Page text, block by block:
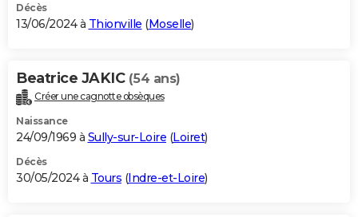
Décès
13/06/2024 à Thionville (Moselle)
Beatrice JAKIC (54 ans)
Créer une cagnotte obsèques
Naissance
24/09/1969 à Sully-sur-Loire (Loiret)
Décès
30/05/2024 à Tours (Indre-et-Loire)